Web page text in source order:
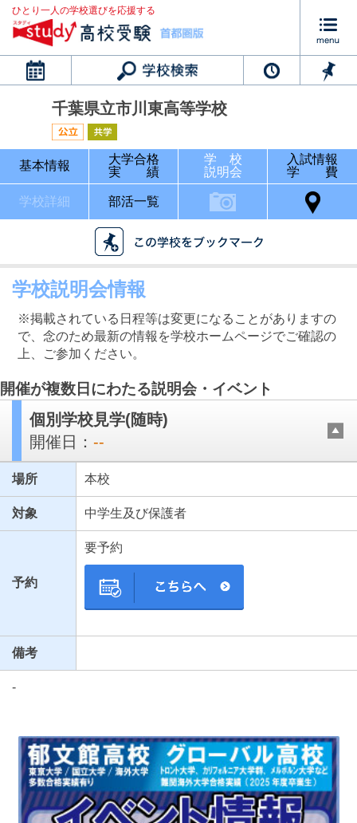
ひとり一人の学校選びを応援する
カレンダー
最近見た学校
千葉県立市川東高等学校
ブックマークした学校
ブックマークした学校はありません
千葉県立市川東高等学校
基本情報
大学合格
実 績
学 校
説明会
入試情報
学 費
学校詳細 部活一覧
学校説明会情報
※掲載されている日程等は変更になることがありますの
で、念のため最新の情報を学校ホームページでご確認の
上、ご参加ください。
開催が複数日にわたる説明会・イベント
個別学校見学(随時)
開催日： --
場所 本校
対象 中学生及び保護者
予約
要予約
備考
-